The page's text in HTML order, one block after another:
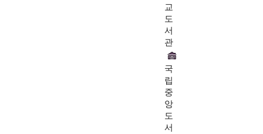
교
도
서
관
국
립
중
앙
도
서